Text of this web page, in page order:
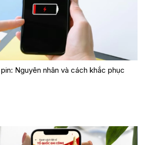
Nguyên nhân và cách khắc phục